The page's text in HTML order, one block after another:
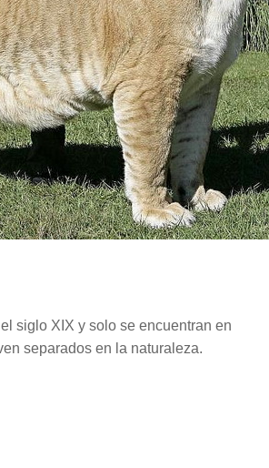
siglo XIX y solo se encuentran en
separados en la naturaleza.